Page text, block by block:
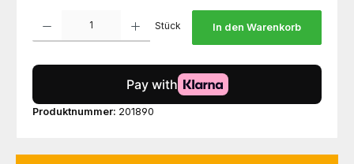
Stück In den Warenkorb
Produktnummer: 201890